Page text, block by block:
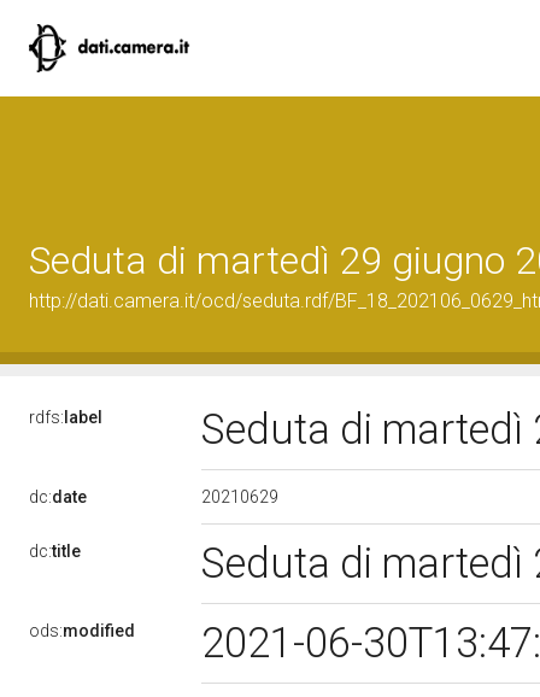
Seduta di martedì 29 giugno
http://dati.camera.it/ocd/seduta.rdf/
rdfs: label Seduta di
dc:date 20210629
dc:title Seduta di
ods:modified 2021-06-